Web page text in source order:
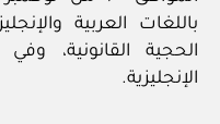
باللغات العربية
الحجية القانونية،
الإنجليزية.